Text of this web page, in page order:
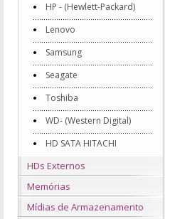
HP - (Hewlett-Packard)
Lenovo
Samsung
Seagate
Toshiba
WD- (Western Digital)
HD SATA HITACHI
HDs Externos
Memórias
Mídias de Armazenamento